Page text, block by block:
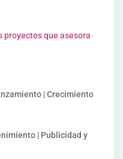
proyectos que asesora
| Crecimiento
| Publicidad y